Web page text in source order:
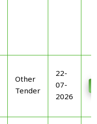
Other
Tender
22-
07-
2026